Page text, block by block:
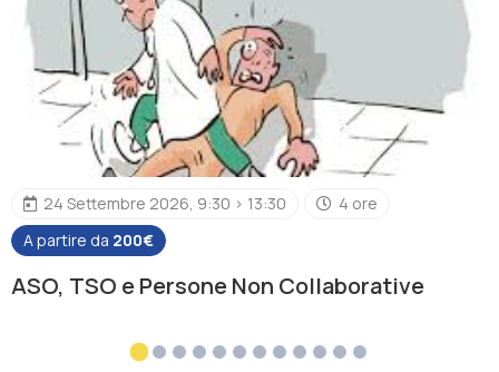
24 Settembre 2026, 9:30 > 13:30
4 ore
A partire da 200€
ASO, TSO e Persone Non Collaborative